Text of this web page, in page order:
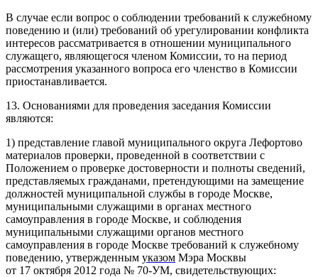
В случае если вопрос о соблюдении требований к служебному
поведению и (или) требований об урегулировании конфликта
интересов рассматривается в отношении муниципального
служащего, являющегося членом Комиссии, то на период
рассмотрения указанного вопроса его членство в Комиссии
приостанавливается.
13. Основаниями для проведения заседания Комиссии
являются:
1) представление главой муниципального округа Лефортово
материалов проверки, проведенной в соответствии с
Положением о проверке достоверности и полноты сведений,
представляемых гражданами, претендующими на замещение
должностей муниципальной службы в городе Москве,
муниципальными служащими в органах местного
самоуправления в городе Москве, и соблюдения
муниципальными служащими органов местного
самоуправления в городе Москве требований к служебному
поведению, утвержденным указом Мэра Москвы
от 17 октября 2012 года № 70-УМ, свидетельствующих: